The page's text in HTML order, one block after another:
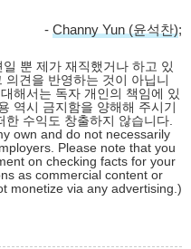
- Channy Yun (윤석찬);
뿐 제가 재직했거나 하고 있
견을 반영하는 것이 아닙니
해서는 독자 개인의 책임에 있
역시 금지함을 양해해 주시기
수익도 창출하지 않습니다.
own and do not necessarily
Please note that you
on checking facts for your
as commercial content or
monetize via any advertising.)